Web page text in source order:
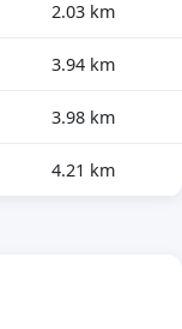
2.03 km
3.94 km
3.98 km
4.21 km